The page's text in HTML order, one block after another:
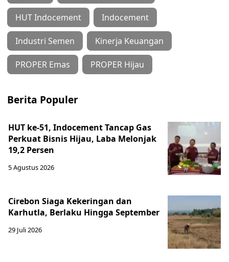
HUT Indocement Indocement
Industri Semen Kinerja Keuangan
PROPER Emas PROPER Hijau
Berita Populer
HUT ke-51, Indocement Tancap Gas
Perkuat Bisnis Hijau, Laba Melonjak
19,2 Persen
5 Agustus 2026
Cirebon Siaga Kekeringan dan
Karhutla, Berlaku Hingga September
29 Juli 2026